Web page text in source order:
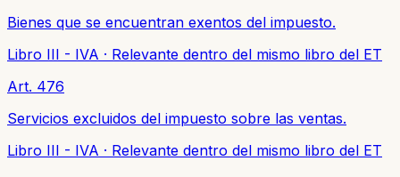
Bienes que se encuentran exentos del impuesto.
Libro III - IVA · Relevante dentro del mismo libro del ET
Art. 476
Servicios excluidos del impuesto sobre las ventas.
Libro III - IVA · Relevante dentro del mismo libro del ET